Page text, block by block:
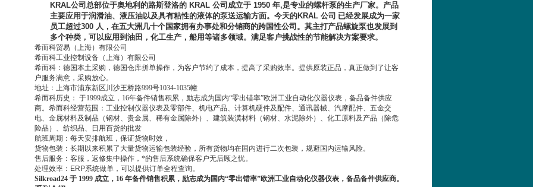
KRAL公司总部位于奥地利的路斯登洛的 KRAL公司成立于 1950年,是专业的螺杆泵的生产厂家。产品
主要应用于润滑油、液压油以及具有粘性的液体的泵送运输方面。今天的KRAL公司 已经发展成为一家
员工超过300 人，在五大洲几十个国家拥有办事处和分销商的跨国性公司。其主打产品螺旋泵也发展到
多个种类，可以应用到油田，化工生产，船用等诸多领域。满足客户挑战性的节能解决方案要求。
希而科贸易（上海）有限公司
希而科工业控制设备（上海）有限公司
希而科：德国本土采购，德国仓库拼单操作，为客户节约了成本，提高了采购效率。提供原装正品，真正做到了让客
户服务满意，采购放心。
地址：上海市浦东新区川沙王桥路999号1034-1035幢
希而科历史： 于1999成立，16年备件销售积累，励志成为国内“零出错率”欧洲工业自动化仪器仪表，备品备件供应
商。希而科经营范围：工业控制仪器仪表及零部件、机电产品、计算机硬件及配件、通讯器械、汽摩配件、五金交
电、金属材料及制品（钢材、贵金属、稀有金属除外）、建筑装潢材料（钢材、水泥除外）、化工原料及产品（除危
险品）、纺织品、日用百货的批发
航班周期：每天安排航班，保证货物时效，
货物包装：长期以来积累了大量货物运输包装经验，所有货物均在国内进行二次包装，规避国内运输风险。
售后服务：客服，返修集中操作，*的售后系统确保客户无后顾之忧。
处理效率：ERP系统做单，可以提供订单全程查询。
Silkroad24 于 1999 成立，16 年备件销售积累，励志成为国内“零出错率”欧洲工业自动化仪器仪表，备品备件供应商。